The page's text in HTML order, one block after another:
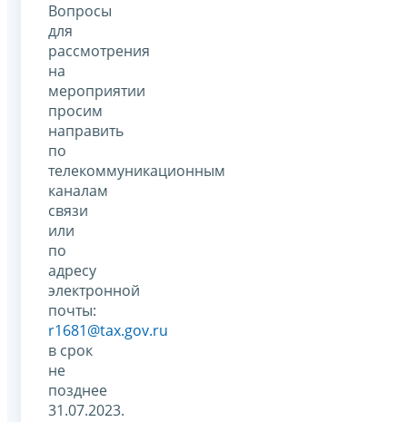
Вопросы
для
рассмотрения
на
мероприятии
просим
направить
по
телекоммуникационным
каналам
связи
или
по
адресу
электронной
почты:
r1681@tax.gov.ru
в срок
не
позднее
31.07.2023.